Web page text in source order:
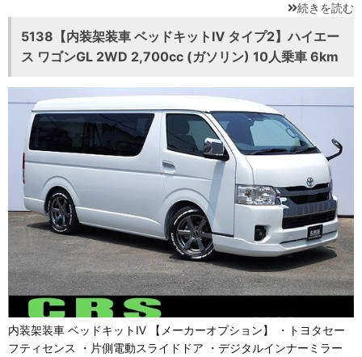
続きを読む
5138【内装架装車 ベッドキットⅣ タイプ2】ハイエー
ス ワゴンGL 2WD 2,700cc (ガソリン) 10人乗車 6km
内装架装車 ベッドキットⅣ 【メーカーオプション】 ・トヨタセー
フティセンス ・片側電動スライドドア ・デジタルインナーミラー